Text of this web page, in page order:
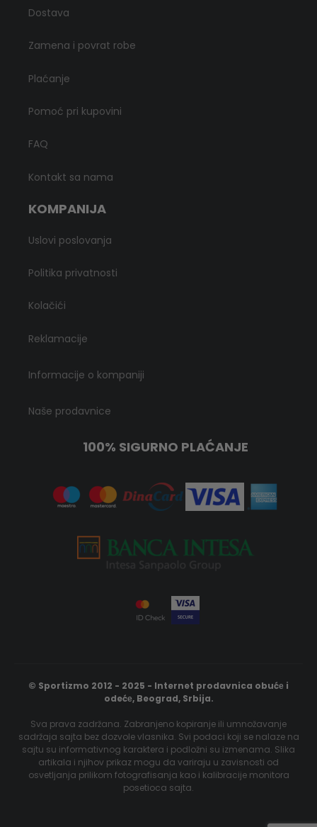
Dostava
Zamena i povrat robe
Plaćanje
Pomoć pri kupovini
FAQ
Kontakt sa nama
KOMPANIJA
Uslovi poslovanja
Politika privatnosti
Kolačići
Reklamacije
Informacije o kompaniji
Naše prodavnice
100% SIGURNO PLAĆANJE
© Sportizmo 2012 - 2025 - Internet prodavnica obućе i
odećе, Beograd, Srbija.
Sva prava zadržana. Zabranjeno kopiranje ili umnožavanje
sadržaja sajta bez dozvole vlasnika. Svi podaci koji se nalaze na
sajtu su informativnog karaktera i podložni su izmenama. Slika
artikala i njihov prikaz mogu da variraju u zavisnosti od
osvetljanja prilikom fotografisanja kao i kalibracije monitora
posetioca sajta.